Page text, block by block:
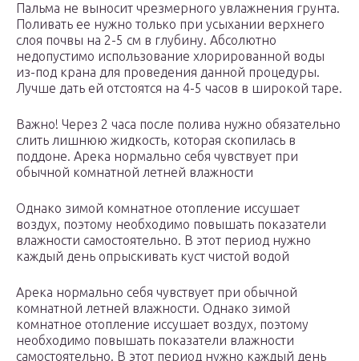
Пальма не выносит чрезмерного увлажнения грунта.
Поливать ее нужно только при усыхании верхнего
слоя почвы на 2-5 см в глубину. Абсолютно
недопустимо использование хлорированной воды
из-под крана для проведения данной процедуры.
Лучше дать ей отстоятся на 4-5 часов в широкой таре.
Важно! Через 2 часа после полива нужно обязательно
слить лишнюю жидкость, которая скопилась в
поддоне. Арека нормально себя чувствует при
обычной комнатной летней влажности
Однако зимой комнатное отопление иссушает
воздух, поэтому необходимо повышать показатели
влажности самостоятельно. В этот период нужно
каждый день опрыскивать куст чистой водой
Арека нормально себя чувствует при обычной
комнатной летней влажности. Однако зимой
комнатное отопление иссушает воздух, поэтому
необходимо повышать показатели влажности
самостоятельно. В этот период нужно каждый день